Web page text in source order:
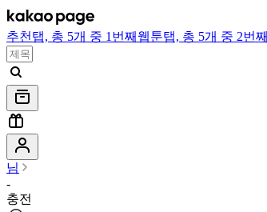
추천 탭, 총 5개 중 1번째 웹툰탭, 총 5개 중 2번째
님
-
충전